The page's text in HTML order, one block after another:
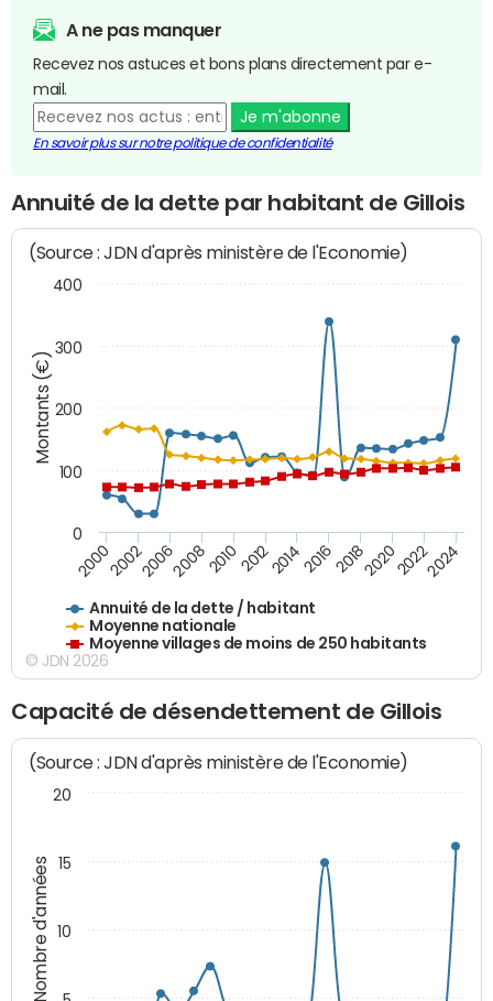
A ne pas manquer
Recevez nos astuces et bons plans directement par e-
mail.
Je m'abonne
En savoir plus sur notre politique de confidentialité
Annuité de la dette par habitant de Gillois
Montants (€)
(Source : JDN d'après ministère de l'Economie)
Annuité de la dette / habitant
Moyenne nationale
Moyenne villages de moins de 250 habitants
200020022006200820102012201420162018202020222024
0
100
200
300
400
© JDN 2026
Capacité de désendettement de Gillois
Nombre d'années
(Source : JDN d'après ministère de l'Economie)
10
15
20